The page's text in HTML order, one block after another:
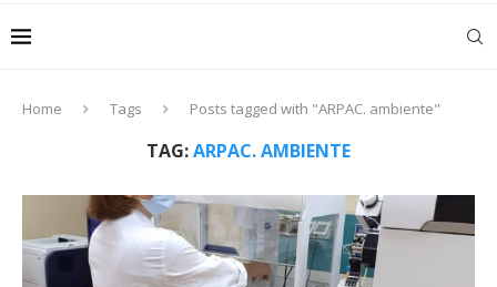
Home Tags Posts tagged with "ARPAC. ambiente"
TAG:ARPAC. AMBIENTE